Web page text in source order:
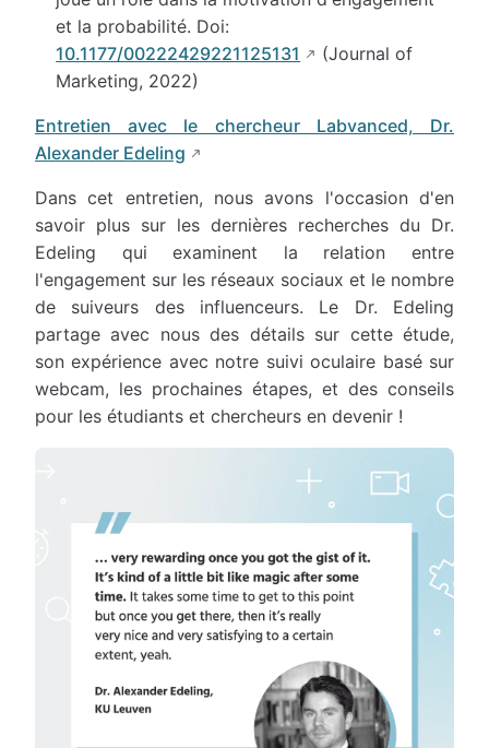
et la probabilité. Doi:
10.1177/00222429221125131
(Journal of
Marketing, 2022)
Entretien avec le chercheur Labvanced, Dr.
Alexander Edeling
Dans cet entretien, nous avons l'occasion d'en
savoir plus sur les dernières recherches du Dr.
Edeling qui examinent la relation entre
l'engagement sur les réseaux sociaux et le nombre
de suiveurs des influenceurs. Le Dr. Edeling
partage avec nous des détails sur cette étude,
son expérience avec notre suivi oculaire basé sur
webcam, les prochaines étapes, et des conseils
pour les étudiants et chercheurs en devenir !